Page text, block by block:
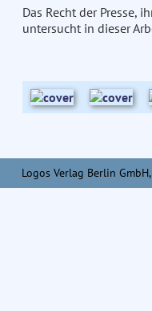
Das Recht der Presse,
untersucht in dieser
Logos Verlag Berlin